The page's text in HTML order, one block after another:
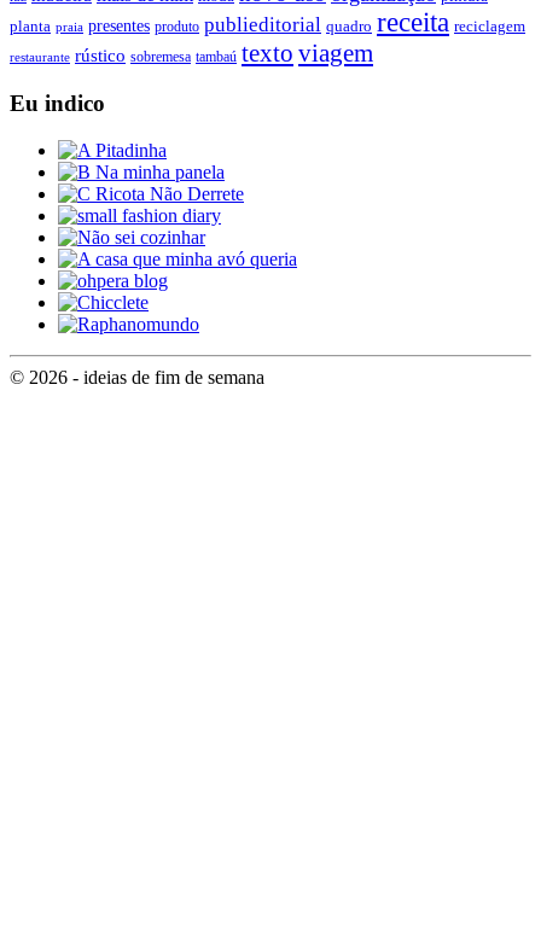
planta praia presentes produto publieditorial quadro receita reciclagem
restaurante rústico sobremesa tambaú texto viagem
Eu indico
© 2026 - ideias de fim de semana